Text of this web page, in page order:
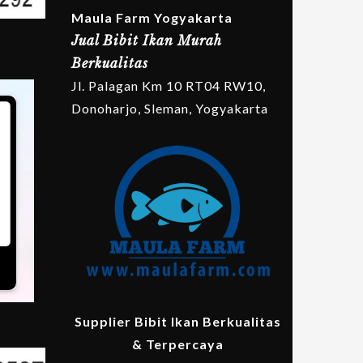
Maula Farm Yogyakarta
Jual Bibit Ikan Murah
Berkualitas
Jl. Palagan Km 10 RT04 RW10,
Donoharjo, Sleman, Yogyakarta
Supplier Bibit Ikan Berkualitas
& Terpercaya